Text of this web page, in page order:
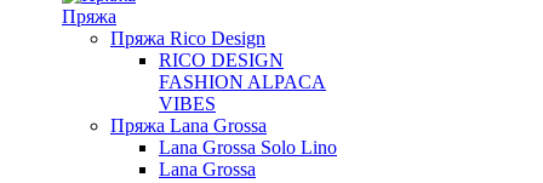
Пряжа
Пряжа Rico Design
RICO DESIGN
FASHION ALPACA
VIBES
Пряжа Lana Grossa
Lana Grossa Solo Lino
Lana Grossa